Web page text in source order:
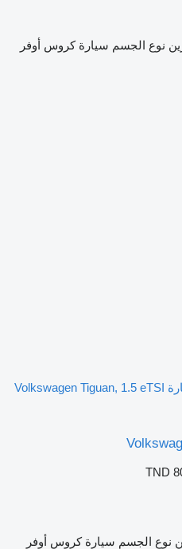
نوع الجسم سيارة كروس أوفر
سيارة Volkswagen Tiguan, 1.5 eTSI
TND
نوع الجسم سيارة كروس أوفر